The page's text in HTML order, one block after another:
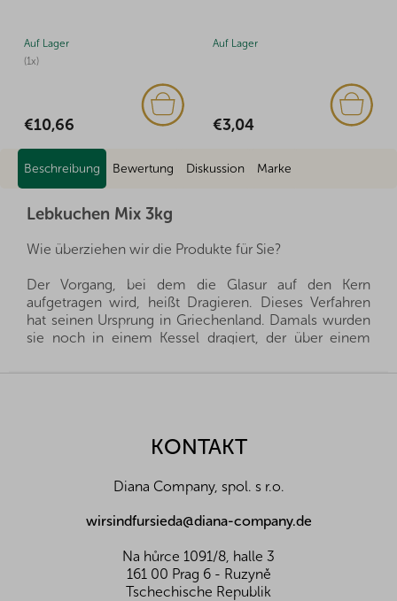
(1x)
Auf Lager
€10,66
Auf Lager
€3,04
Beschreibung Bewertung Diskussion Marke
Lebkuchen Mix 3kg
Wie überziehen wir die Produkte für Sie?
Der Vorgang, bei dem die Glasur auf den Kern
aufgetragen wird, heißt Dragieren. Dieses Verfahren
hat seinen Ursprung in Griechenland. Damals wurden
sie noch in einem Kessel dragiert, der über einem
weiterentwickelt, so dass das Grundprodukt in eine
abgekühlt und verfestigt. Die so entstandenen
schön glatt und zum Verzehr bereit sind.
Hier bei uns in Diana dragieren wir nur die besten
Produkte. Sie müssen sich also keine Sorgen machen,
dass unter der Glasur irgendeine "B"-Qualität
verborgen ist. Im Gegenteil, es handelt sich nur um
laute hochwertige Stücke, die Sie in unserem E-Shop
KONTAKT
Diana Company, spol. s r.o.
wirsindfursieda@diana-company.de
Na hůrce 1091/8, halle 3
161 00 Prag 6 - Ruzyně
Tschechische Republik